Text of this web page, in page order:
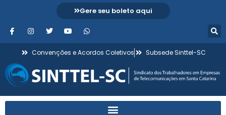
Gere seu boleto aqui
Convenções e Acordos Coletivos Subsede Sinttel-SC